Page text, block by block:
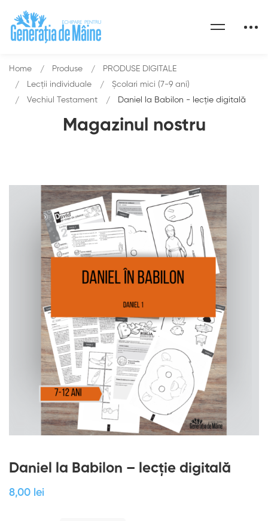
Magazinul nostru
Home Produse
PRODUSE DIGITALE
Lecții individuale
Școlari mici (7-9 ani)
Vechiul Testament
Daniel la Babilon - lecție digitală
Daniel la Babilon – lecție digitală
8,00 lei